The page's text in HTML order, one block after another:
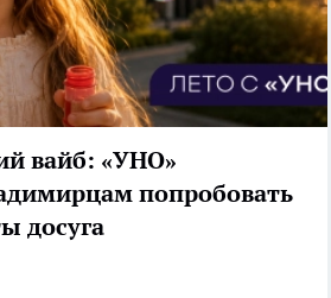
вайб: «УНО»
попробовать
досуга